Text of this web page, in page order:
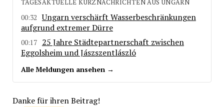
TAGESAKTUELLE KURZNACHRICHTEN AUS UNGARN
00:32
Ungarn verschärft Wasserbeschränkungen
aufgrund extremer Dürre
00:17
25 Jahre Städtepartnerschaft zwischen
Eggolsheim und Jászszentlászló
Alle Meldungen ansehen →
Danke für ihren Beitrag!